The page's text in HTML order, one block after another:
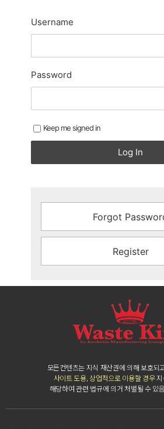
Username
Password
Keep me signed in
Log In
Forgot
Register
모든컨텐츠는 지식 재산권에 의해 보호되
사이트 도용, 상업적으로 이용할 경우지
해당하여 관련 법규에 의거 처벌될 수 있